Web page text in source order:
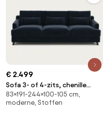
€ 2.499
Sofa 3- of 4-zits, chenille
fluweel, Alwine
83×191-244×100-105 cm,
moderne, Stoffen